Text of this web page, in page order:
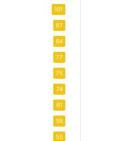
101
87
84
77
75
74
61
58
55